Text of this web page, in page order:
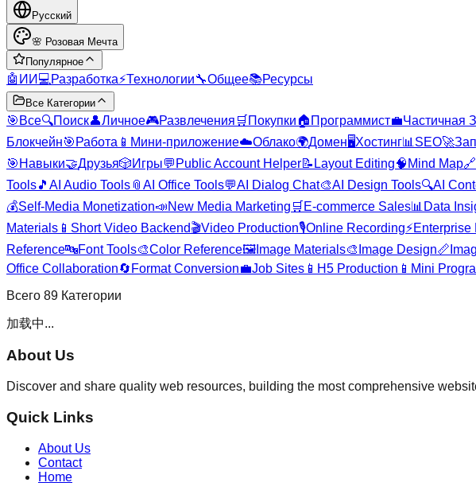
Русский
🌸 Розовая Мечта
Популярное
🤖 ИИ 💻 Разработка⚡Технологии🔧Общее📚Ресурсы
Все Категории
🎯 Все🔍Поиск👤Личное🎮Развлечения 🛒 Покупки🏠 Программист💼Частичная
Блокчейн🎯 Работа 📱 Мини-приложение☁️Облако🌍Домен🖥️Хостинг📊 SEO🚀
🎯 Навыки🤝Друзья🎲Игры💬 Public Account Helper📝 Layout Editing🧠 Mind Map🔗
Tools🎵 AI Audio Tools 📎 AI Office Tools💬AI Dialog Chat🎨AI Design Tools🔍AI
💰Self-Media Monetization📣New Media Marketing 🛒 E-commerce Sales📊 Data
Materials 📱 Short Video Backend🎬Video Production🎙️Online Recording⚡Enterprise
Reference🔤Font Tools🎨Color Reference🖼️ Image Materials🎨 Image Design📏
Office Collaboration🔄 Format Conversion💼Job Sites 📱 H5 Production 📱 Mini
Всего 89 Категории
加载中...
About Us
Discover and share quality web resources, building the most comprehensive
Quick Links
About Us
Contact
Home